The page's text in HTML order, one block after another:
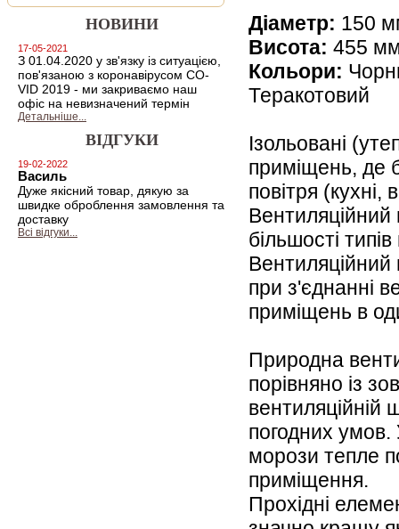
НОВИНИ
17-05-2021
З 01.04.2020 у зв'язку із ситуацією,
пов'язаною з коронавірусом CO-
VID 2019 - ми закриваємо наш
офіс на невизначений термін
Детальніше...
ВІДГУКИ
19-02-2022
Василь
Дуже якісний товар, дякую за
швидке оброблення замовлення та
доставку
Всі відгуки...
Діаметр: 150
Висота: 455
Кольори:
Теракотовий
Ізольовані
приміщень, де
повітря (кухні,
більшості
при з'єднанні
приміщень в
Природна
порівняно із
вентиляційній
погодних умов.
морози тепле
приміщення.
Прохідні